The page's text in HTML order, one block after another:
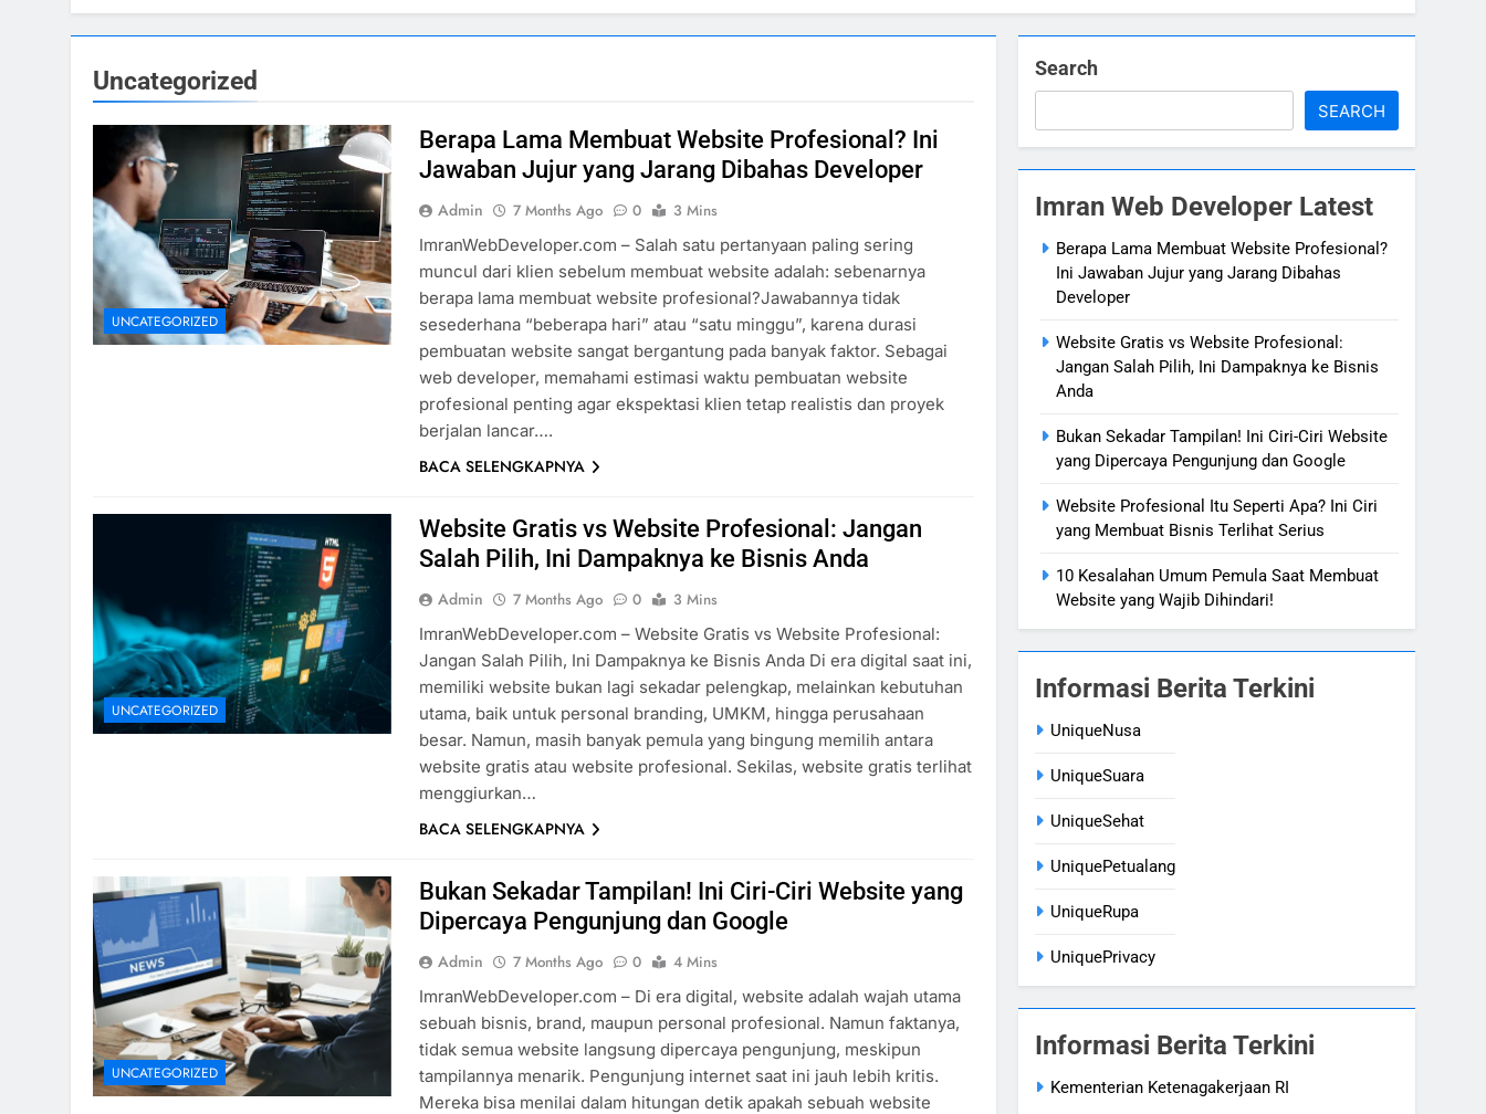
Uncategorized
UNCATEGORIZED
Berapa Lama Membuat Website Profesional? Ini
Jawaban Jujur yang Jarang Dibahas Developer
Admin 7 Months Ago 0
3 Mins
ImranWebDeveloper.com – Salah satu pertanyaan paling sering
muncul dari klien sebelum membuat website adalah: sebenarnya
berapa lama membuat website profesional?Jawabannya tidak
sesederhana “beberapa hari” atau “satu minggu”, karena durasi
pembuatan website sangat bergantung pada banyak faktor. Sebagai
web developer, memahami estimasi waktu pembuatan website
profesional penting agar ekspektasi klien tetap realistis dan proyek
berjalan lancar….
BACA SELENGKAPNYA
UNCATEGORIZED
Website Gratis vs Website Profesional: Jangan
Salah Pilih, Ini Dampaknya ke Bisnis Anda
Admin 7 Months Ago 0
3 Mins
ImranWebDeveloper.com – Website Gratis vs Website Profesional:
Jangan Salah Pilih, Ini Dampaknya ke Bisnis Anda Di era digital saat ini,
memiliki website bukan lagi sekadar pelengkap, melainkan kebutuhan
utama, baik untuk personal branding, UMKM, hingga perusahaan
besar. Namun, masih banyak pemula yang bingung memilih antara
website gratis atau website profesional. Sekilas, website gratis terlihat
menggiurkan…
BACA SELENGKAPNYA
UNCATEGORIZED
Bukan Sekadar Tampilan! Ini Ciri-Ciri Website yang
Dipercaya Pengunjung dan Google
Admin 7 Months Ago 0
4 Mins
ImranWebDeveloper.com – Di era digital, website adalah wajah utama
sebuah bisnis, brand, maupun personal profesional. Namun faktanya,
tidak semua website langsung dipercaya pengunjung, meskipun
tampilannya menarik. Pengunjung internet saat ini jauh lebih kritis.
Mereka bisa menilai dalam hitungan detik apakah sebuah website
Search
SEARCH
Imran Web Developer Latest
Berapa Lama Membuat Website Profesional?
Ini Jawaban Jujur yang Jarang Dibahas
Developer
Website Gratis vs Website Profesional:
Jangan Salah Pilih, Ini Dampaknya ke Bisnis
Anda
Bukan Sekadar Tampilan! Ini Ciri-Ciri Website
yang Dipercaya Pengunjung dan Google
Website Profesional Itu Seperti Apa? Ini Ciri
yang Membuat Bisnis Terlihat Serius
10 Kesalahan Umum Pemula Saat Membuat
Website yang Wajib Dihindari!
Informasi Berita Terkini
UniqueNusa
UniqueSuara
UniqueSehat
UniquePetualang
UniqueRupa
UniquePrivacy
Informasi Berita Terkini
Kementerian Ketenagakerjaan RI